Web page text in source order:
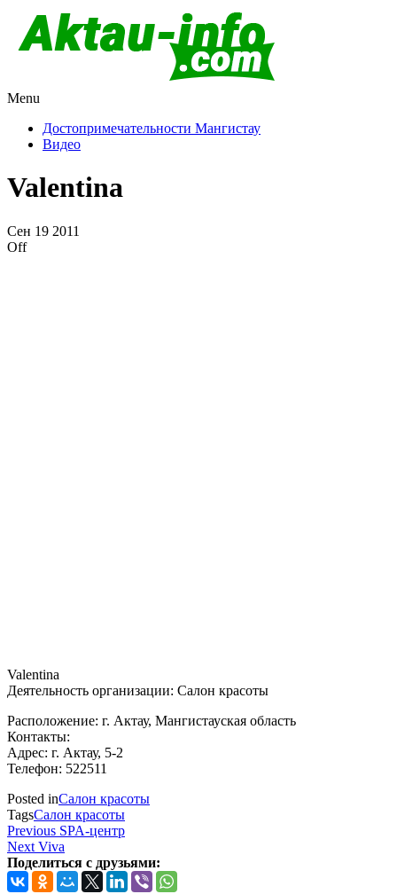
Казахстан
Menu
Достопримечательности Мангистау
Видео
Valentina
Сен 19 2011
Off
Valentina
Деятельность организации: Салон красоты
Расположение: г. Актау, Мангистауская область
Контакты:
Адрес: г. Актау, 5-2
Телефон: 522511
Posted inСалон красоты
TagsСалон красоты
Навигация
по
записям
Previous
Post
Previous SPA-центр
Next
Post
Next Viva
Поделиться с друзьями: